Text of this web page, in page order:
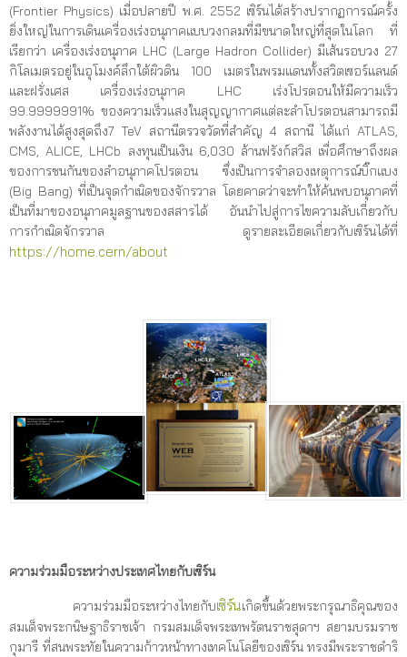
(Frontier Physics) เมื่อปลายปี พ.ศ. 2552 เซิร์นได้สร้างปรากฏการณ์ครั้ง
ยิ่งใหญ่ในการเดินเครื่องเร่งอนุภาคแบบวงกลมที่มีขนาดใหญ่ที่สุดในโลก ที่
เรียกว่า เครื่องเร่งอนุภาค LHC (Large Hadron Collider) มีเส้นรอบวง 27
กิโลเมตรอยู่ในอุโมงค์ลึกใต้ผิวดิน 100 เมตรในพรมแดนทั้งสวิตเซอร์แลนด์
และฝรั่งเศส เครื่องเร่งอนุภาค LHC เร่งโปรตอนให้มีความเร็ว
99.9999991% ของความเร็วแสงในสุญญากาศแต่ละลำโปรตอนสามารถมี
พลังงานได้สูงสุดถึง7 TeV สถานีตรวจวัดที่สำคัญ 4 สถานี ได้แก่ ATLAS,
CMS, ALICE, LHCb ลงทุนเป็นเงิน 6,030 ล้านฟรังก์สวิส เพื่อศึกษาถึงผล
ของการชนกันของลำอนุภาคโปรตอน ซึ่งเป็นการจำลองเหตุการณ์บิ๊กแบง
(Big Bang) ที่เป็นจุดกำเนิดของจักรวาล โดยคาดว่าจะทำให้ค้นพบอนุภาคที่
เป็นที่มาของอนุภาคมูลฐานของสสารได้ อันนำไปสู่การไขความลับเกี่ยวกับ
การกำเนิดจักรวาล ดูรายละเอียดเกี่ยวกับเซิร์นได้ที่
https://home.cern/about
ความร่วมมือระหว่างประเทศไทยกับเซิร์น
ความร่วมมือระหว่างไทยกับเซิร์นเกิดขึ้นด้วยพระกรุณาธิคุณของ
สมเด็จพระกนิษฐาธิราชเจ้า กรมสมเด็จพระเทพรัตนราชสุดาฯ สยามบรมราช
กุมารี ที่สนพระทัยในความก้าวหน้าทางเทคโนโลยีของเซิร์น ทรงมีพระราชดำริ